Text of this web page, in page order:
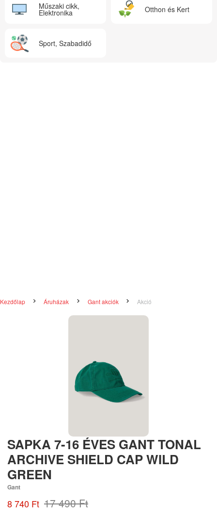
Műszaki cikk,
Elektronika Otthon és Kert
Sport, Szabadidő
Kezdőlap Áruházak Gant akciók Akció
SAPKA 7-16 ÉVES GANT TONAL
ARCHIVE SHIELD CAP WILD
GREEN
Gant
8 740 Ft 17 490 Ft